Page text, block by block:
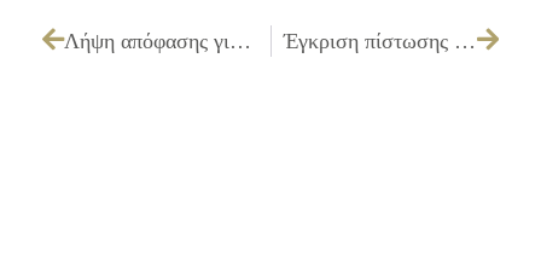
Λήψη απόφασης για σφράγιση του καταστήματος «ΚΡΕΟΠΩΛΕΙΟ ΜΕ ΤΥΠΟΠΟΙΗΜΕΝΑ ΕΙΔΗ ΠΑΝΤΟΠΩΛΕΙΟΥ» ιδιοκτησίας ΜΟΥΡΟΥΤΗ ΚΩΝ/ΝΟΥ του ΠΑΝΑΓΙΩΤΗ επί των οδών Μ. Ανατολής & Κω 38 στο Ίλιον, λόγω στέρησης της νόμιμης άδειας λειτουργίας Έγκριση πίστωσης ποσού 36,41 € υπέρ του δικαιούχου ΗΜΕΡΗΣΙΑ Α.Ε.Ε., εφημερίδα ΗΜΕΡΗΣΙΑ